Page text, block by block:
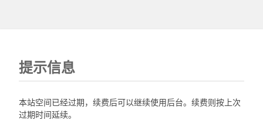
提示信息
本站空间已经过期，续费后可以继续使用后台。续费则按上次
过期时间延续。